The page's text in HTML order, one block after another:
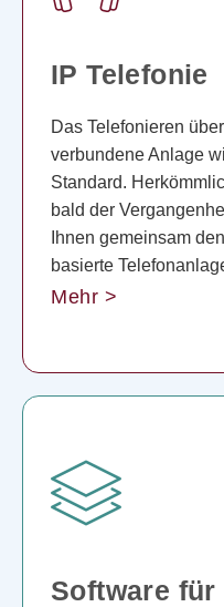
IP Telefonie
Das Telefonieren
verbundene Anlage
Standard.
bald der
Ihnen gemeinsam
basierte
Mehr >
Software für